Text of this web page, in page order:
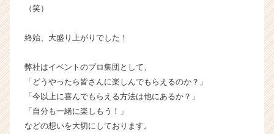
活
イ
ト
チ
キ
ャ
（笑）
終始、大盛り上がりでした！
弊社はイベントのプロ集団として、
「どうやったら皆さんに楽しんでもらえるのか？」
「今以上に喜んでもらえる方法は他にあるか？」
「自分も一緒に楽しもう！」
などの想いを大切にしております。